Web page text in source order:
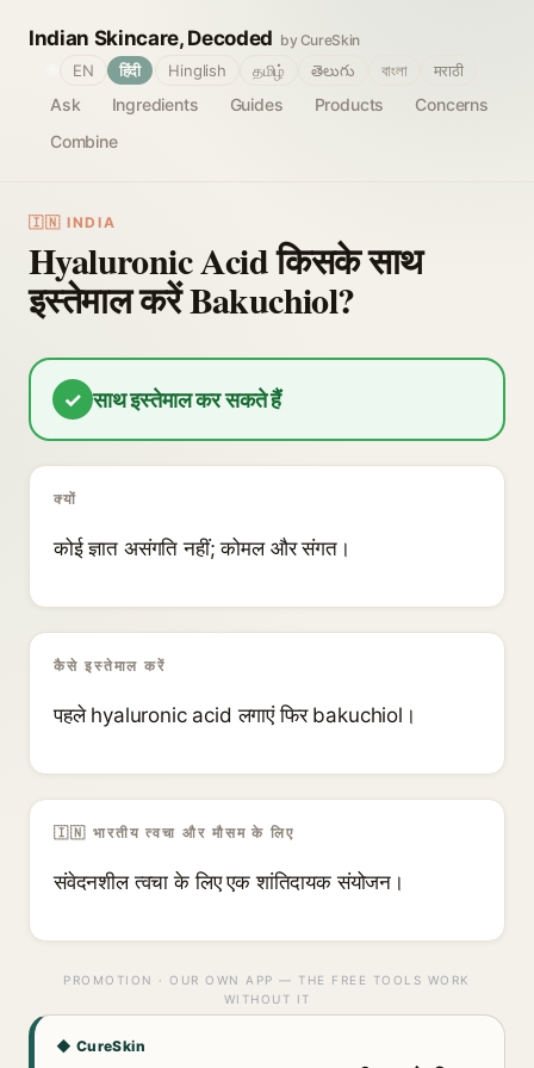
Indian Skincare, Decoded by CureSkin
Ask Ingredients Guides Products
Concerns
Combine
EN हिंदी Hinglish தமிழ் తెలుగు বাংলা मराठी
🇮🇳 INDIA
Hyaluronic Acid किसके साथ
इस्तेमाल करें Bakuchiol?
✓ साथ इस्तेमाल कर सकते हैं
क्यों
कोई ज्ञात असंगति नहीं; कोमल और संगत।
कैसे इस्तेमाल करें
पहले hyaluronic acid लगाएं फिर bakuchiol।
🇮🇳 भारतीय त्वचा और मौसम के लिए
संवेदनशील त्वचा के लिए एक शांतिदायक संयोजन।
PROMOTION · OUR OWN APP — THE FREE TOOLS WORK
WITHOUT IT
◆ CureSkin